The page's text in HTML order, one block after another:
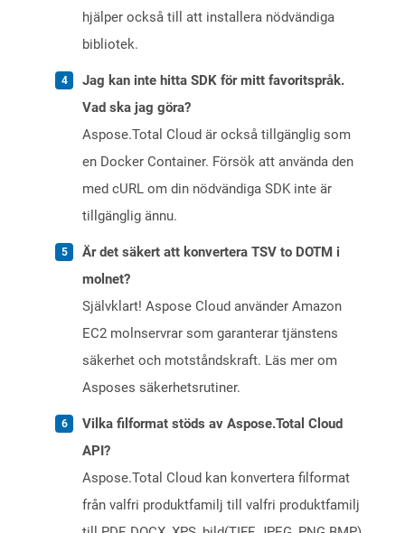
hjälper också till att installera nödvändiga
bibliotek.
Jag kan inte hitta SDK för mitt favoritspråk.
Vad ska jag göra?
Aspose.Total Cloud är också tillgänglig som
en Docker Container. Försök att använda den
med cURL om din nödvändiga SDK inte är
tillgänglig ännu.
Är det säkert att konvertera TSV to DOTM i
molnet?
Självklart! Aspose Cloud använder Amazon
EC2 molnservrar som garanterar tjänstens
säkerhet och motståndskraft. Läs mer om
Asposes säkerhetsrutiner.
Vilka filformat stöds av Aspose.Total Cloud
API?
Aspose.Total Cloud kan konvertera filformat
från valfri produktfamilj till valfri produktfamilj